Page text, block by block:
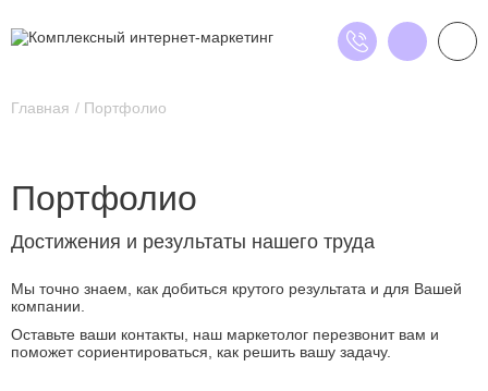
Главная Портфолио
Портфолио
Достижения и результаты нашего труда
Мы точно знаем, как добиться крутого результата и для Вашей
компании.
Оставьте ваши контакты, наш маркетолог перезвонит вам и
поможет сориентироваться, как решить вашу задачу.